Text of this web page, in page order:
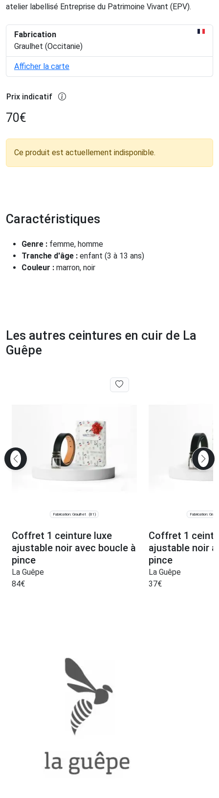
atelier labellisé Entreprise du Patrimoine Vivant (EPV).
Fabrication
Graulhet (Occitanie)
Afficher la carte
Prix indicatif
70€
Ce produit est actuellement indisponible.
Caractéristiques
Genre : femme, homme
Tranche d'âge : enfant (3 à 13 ans)
Couleur : marron, noir
Les autres ceintures en cuir de La
Guêpe
Fabrication: Graulhet (81)
Coffret 1 ceinture luxe
ajustable noir avec boucle à
pince
La Guêpe
84€
Fabrication:
Coffret 1
ajustable noir
pince
La Guêpe
37€